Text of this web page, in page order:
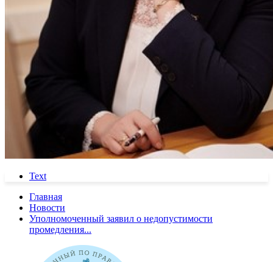
Text
Главная
Новости
Уполномоченный заявил о недопустимости
промедления...